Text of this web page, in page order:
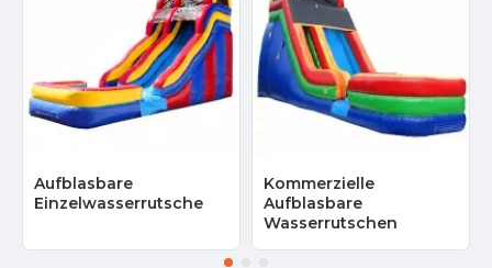
Aufblasbare
Einzelwasserrutsche
Kommerzielle
Aufblasbare
Wasserrutschen